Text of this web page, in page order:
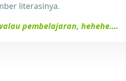
literasinya.
pembelajaran, hehehe….